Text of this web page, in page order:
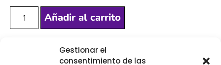
Gestionar el
consentimiento de las
Añadir al carrito
[Las unidades seleccionadas son enMETROS